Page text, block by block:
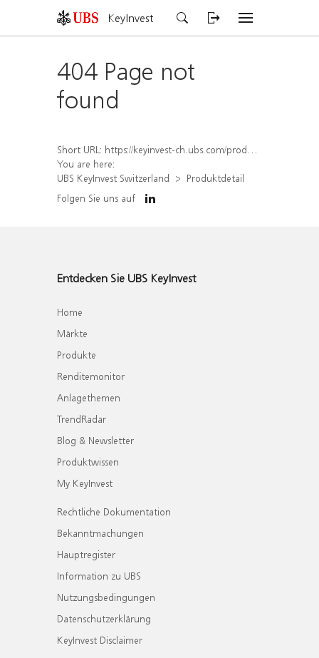
KeyInvest
404 Page not
found
Short URL: https://keyinvest-ch.ubs.com/produkt/detail/index/isin/CH1570360821
You are here:
UBS KeyInvest Switzerland
Produktdetail
Folgen Sie uns auf
Entdecken Sie UBS KeyInvest
Home
Märkte
Produkte
Renditemonitor
Anlagethemen
TrendRadar
Blog & Newsletter
Produktwissen
My KeyInvest
Rechtliche Dokumentation
Bekanntmachungen
Hauptregister
Information zu UBS
Nutzungsbedingungen
Datenschutzerklärung
KeyInvest Disclaimer